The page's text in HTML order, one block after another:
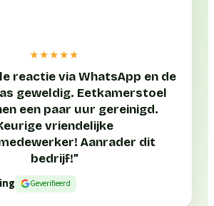
★★★★★
reactie via WhatsApp en de
geweldig. Eetkamerstoel
een paar uur gereinigd.
vriendelijke
Aanrader dit
bedrijf!”
Geverifieerd